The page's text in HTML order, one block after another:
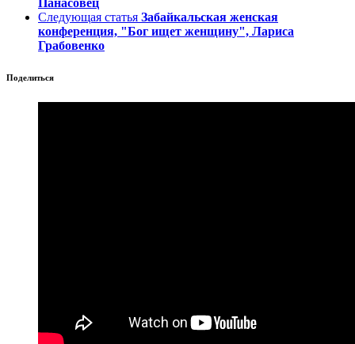
Панасовец
Следующая статья Забайкальская женская
конференция, "Бог ищет женщину", Лариса
Грабовенко
Поделиться